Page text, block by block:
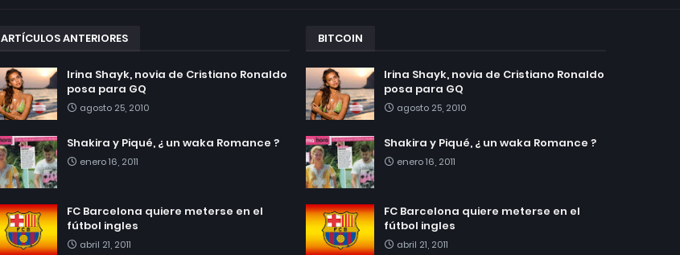
ARTÍCULOS ANTERIORES
Irina Shayk, novia de Cristiano Ronaldo
posa para GQ
agosto 25, 2010
Shakira y Piqué, ¿ un waka Romance ?
enero 16, 2011
FC Barcelona quiere meterse en el
fútbol ingles
abril 21, 2011
BITCOIN
Irina Shayk, novia de Cristiano Ronaldo
posa para GQ
agosto 25, 2010
Shakira y Piqué, ¿ un waka Romance ?
enero 16, 2011
FC Barcelona quiere meterse en el
fútbol ingles
abril 21, 2011